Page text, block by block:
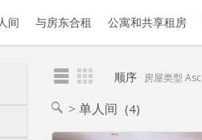
间 与房东合租 公寓和共享租房
顺序 房屋类型 Asc
单人间 (4)